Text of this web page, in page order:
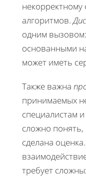
алгоритмов.
одним вызовом:
основанными
может иметь
Также важна
принимаемых
специалистам
сложно
сделана
требует